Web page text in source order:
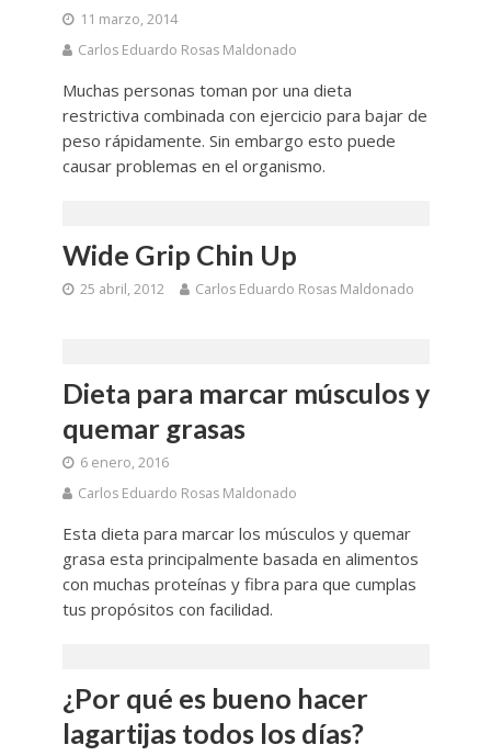
11 marzo, 2014
Carlos Eduardo Rosas Maldonado
Muchas personas toman por una dieta
restrictiva combinada con ejercicio para bajar de
peso rápidamente. Sin embargo esto puede
causar problemas en el organismo.
Wide Grip Chin Up
25 abril, 2012 Carlos Eduardo Rosas Maldonado
Dieta para marcar músculos y
quemar grasas
6 enero, 2016
Carlos Eduardo Rosas Maldonado
Esta dieta para marcar los músculos y quemar
grasa esta principalmente basada en alimentos
con muchas proteínas y fibra para que cumplas
tus propósitos con facilidad.
¿Por qué es bueno hacer
lagartijas todos los días?